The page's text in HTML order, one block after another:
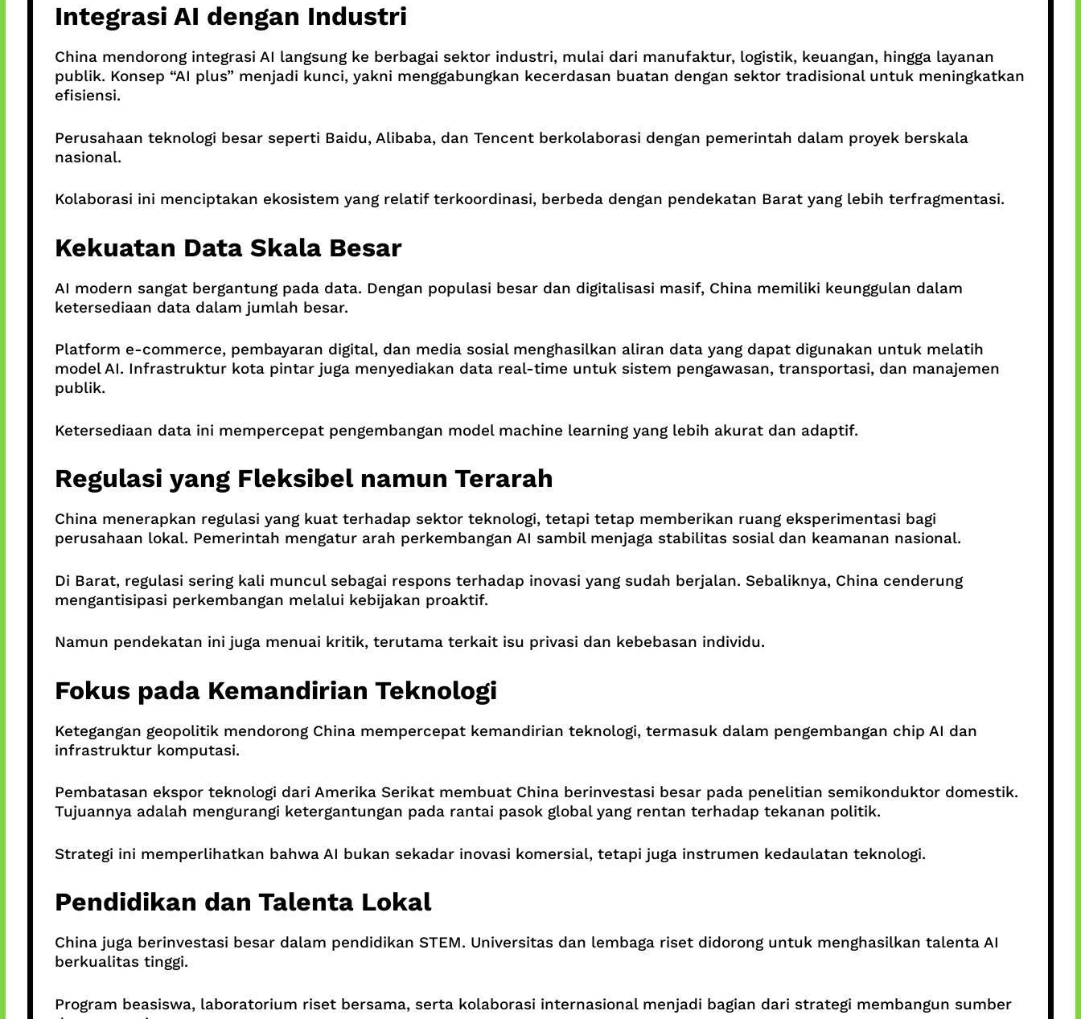
Integrasi AI dengan Industri
China mendorong integrasi AI langsung ke berbagai sektor industri, mulai dari manufaktur, logistik, keuangan, hingga layanan
publik. Konsep “AI plus” menjadi kunci, yakni menggabungkan kecerdasan buatan dengan sektor tradisional untuk meningkatkan
efisiensi.
Perusahaan teknologi besar seperti Baidu, Alibaba, dan Tencent berkolaborasi dengan pemerintah dalam proyek berskala
nasional.
Kolaborasi ini menciptakan ekosistem yang relatif terkoordinasi, berbeda dengan pendekatan Barat yang lebih terfragmentasi.
Kekuatan Data Skala Besar
AI modern sangat bergantung pada data. Dengan populasi besar dan digitalisasi masif, China memiliki keunggulan dalam
ketersediaan data dalam jumlah besar.
Platform e-commerce, pembayaran digital, dan media sosial menghasilkan aliran data yang dapat digunakan untuk melatih
model AI. Infrastruktur kota pintar juga menyediakan data real-time untuk sistem pengawasan, transportasi, dan manajemen
publik.
Ketersediaan data ini mempercepat pengembangan model machine learning yang lebih akurat dan adaptif.
Regulasi yang Fleksibel namun Terarah
China menerapkan regulasi yang kuat terhadap sektor teknologi, tetapi tetap memberikan ruang eksperimentasi bagi
perusahaan lokal. Pemerintah mengatur arah perkembangan AI sambil menjaga stabilitas sosial dan keamanan nasional.
Di Barat, regulasi sering kali muncul sebagai respons terhadap inovasi yang sudah berjalan. Sebaliknya, China cenderung
mengantisipasi perkembangan melalui kebijakan proaktif.
Namun pendekatan ini juga menuai kritik, terutama terkait isu privasi dan kebebasan individu.
Fokus pada Kemandirian Teknologi
Ketegangan geopolitik mendorong China mempercepat kemandirian teknologi, termasuk dalam pengembangan chip AI dan
infrastruktur komputasi.
Pembatasan ekspor teknologi dari Amerika Serikat membuat China berinvestasi besar pada penelitian semikonduktor domestik.
Tujuannya adalah mengurangi ketergantungan pada rantai pasok global yang rentan terhadap tekanan politik.
Strategi ini memperlihatkan bahwa AI bukan sekadar inovasi komersial, tetapi juga instrumen kedaulatan teknologi.
Pendidikan dan Talenta Lokal
China juga berinvestasi besar dalam pendidikan STEM. Universitas dan lembaga riset didorong untuk menghasilkan talenta AI
berkualitas tinggi.
Program beasiswa, laboratorium riset bersama, serta kolaborasi internasional menjadi bagian dari strategi membangun sumber